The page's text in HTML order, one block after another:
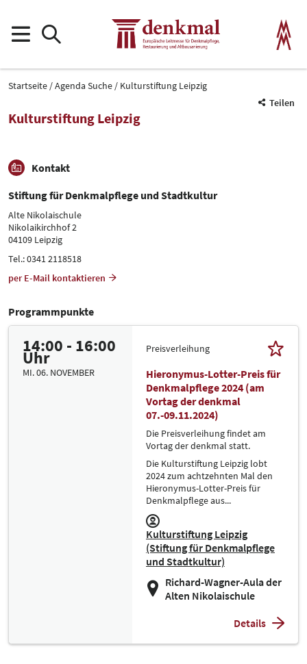
Startseite Agenda Suche
Kulturstiftung Leipzig
Teilen
Kulturstiftung Leipzig
Kontakt
Stiftung für Denkmalpflege und Stadtkultur
Alte Nikolaischule
Nikolaikirchhof 2
04109 Leipzig
Tel.: 0341 2118518
per E-Mail kontaktieren
Programmpunkte
14:00 - 16:00
Uhr
MI. 06. NOVEMBER
Preisverleihung
Hieronymus-Lotter-Preis für
Denkmalpflege 2024 (am
Vortag der denkmal
07.-09.11.2024)
Die Preisverleihung findet am
Vortag der denkmal statt.
Die Kulturstiftung Leipzig lobt
2024 zum achtzehnten Mal den
Hieronymus-Lotter-Preis für
Denkmalpflege aus...
Kulturstiftung Leipzig
(Stiftung für Denkmalpflege
und Stadtkultur)
Richard-Wagner-Aula der
Alten Nikolaischule
Details